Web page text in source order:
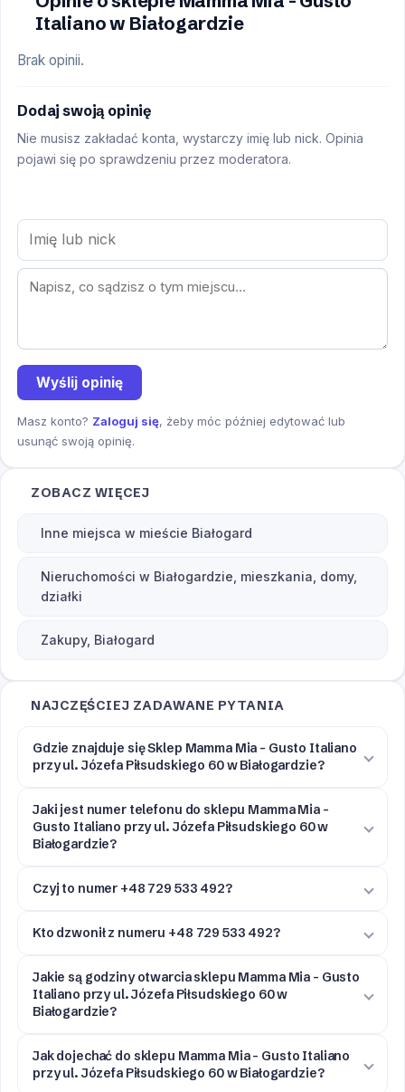
Italiano w Białogardzie
Brak opinii.
Dodaj swoją opinię
Nie musisz zakładać konta, wystarczy imię lub nick. Opinia
pojawi się po sprawdzeniu przez moderatora.
Wyślij opinię
Masz konto? Zaloguj się, żeby móc później edytować lub
usunąć swoją opinię.
ZOBACZ WIĘCEJ
Inne miejsca w mieście Białogard
Nieruchomości w Białogardzie, mieszkania, domy,
działki
Zakupy, Białogard
NAJCZĘŚCIEJ ZADAWANE PYTANIA
Gdzie znajduje się Sklep Mamma Mia - Gusto Italiano
przy ul. Józefa Piłsudskiego 60 w Białogardzie?
Jaki jest numer telefonu do sklepu Mamma Mia -
Gusto Italiano przy ul. Józefa Piłsudskiego 60 w
Białogardzie?
Czyj to numer +48 729 533 492?
Kto dzwonił z numeru +48 729 533 492?
Jakie są godziny otwarcia sklepu Mamma Mia - Gusto
Italiano przy ul. Józefa Piłsudskiego 60 w
Białogardzie?
Jak dojechać do sklepu Mamma Mia - Gusto Italiano
przy ul. Józefa Piłsudskiego 60 w Białogardzie?